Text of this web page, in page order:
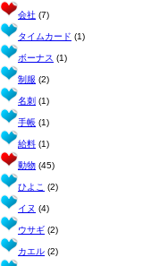
会社 (7)
タイムカード (1)
ボーナス (1)
制服 (2)
名刺 (1)
手帳 (1)
給料 (1)
動物 (45)
ひよこ (2)
イヌ (4)
ウサギ (2)
カエル (2)